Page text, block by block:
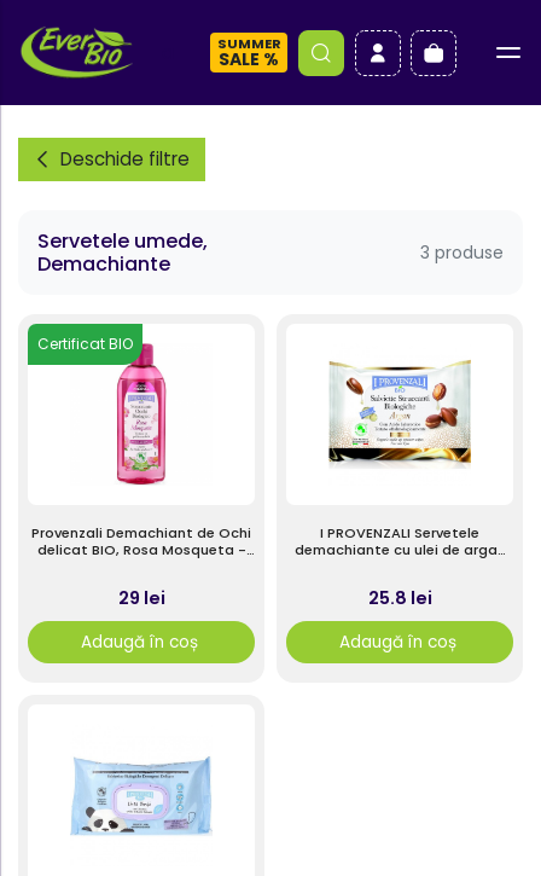
SUMMER
SALE %
Deschide filtre
Servetele umede,
Demachiante
3 produse
Certificat BIO
Provenzali Demachiant de Ochi
delicat BIO, Rosa Mosqueta -
29 lei
Adaugă în coș
I PROVENZALI Servetele
demachiante cu ulei de argan
25.8 lei
Adaugă în coș